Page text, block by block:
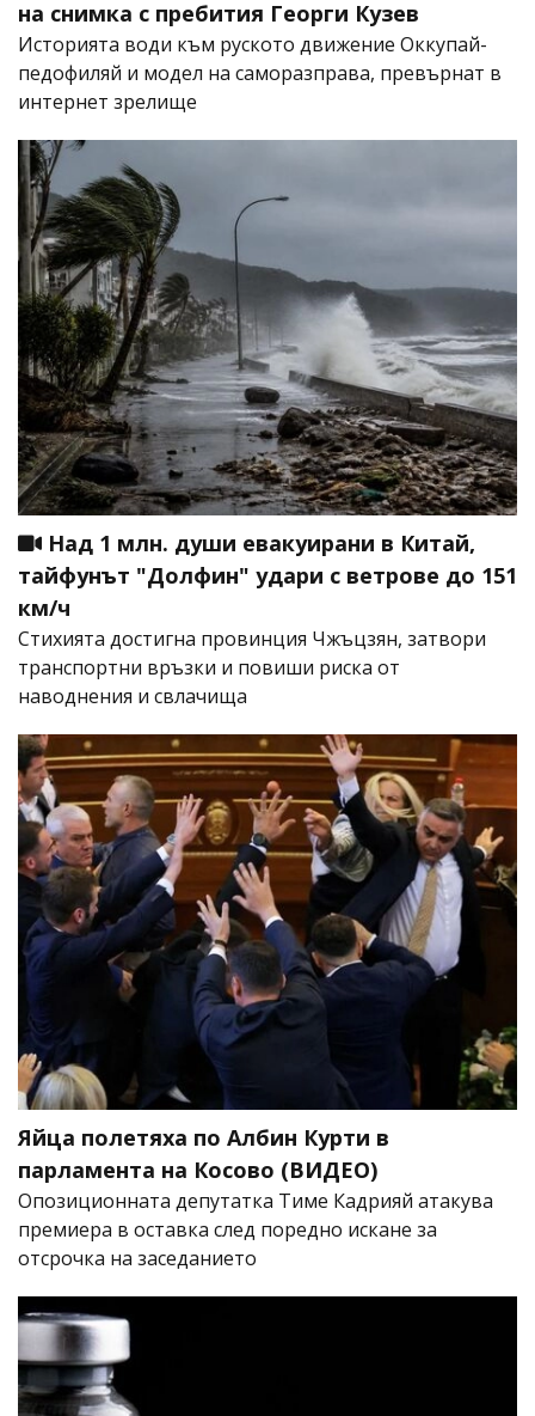
на снимка с пребития Георги Кузев
Историята води към руското движение Оккупай-
педофиляй и модел на саморазправа, превърнат в
интернет зрелище
Над 1 млн. души евакуирани в Китай,
тайфунът "Долфин" удари с ветрове до 151
км/ч
Стихията достигна провинция Чжъцзян, затвори
транспортни връзки и повиши риска от
наводнения и свлачища
Яйца полетяха по Албин Курти в
парламента на Косово (ВИДЕО)
Опозиционната депутатка Тиме Кадрияй атакува
премиера в оставка след поредно искане за
отсрочка на заседанието